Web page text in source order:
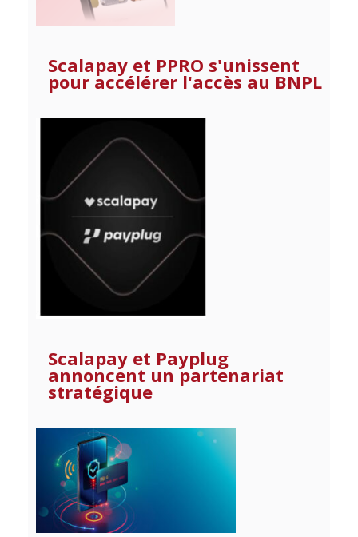
Scalapay et PPRO s'unissent
pour accélérer l'accès au BNPL
Scalapay et Payplug
annoncent un partenariat
stratégique